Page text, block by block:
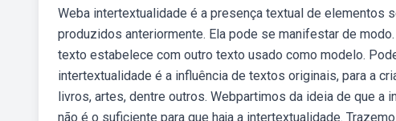
Weba intertextualidade é a presença textual de
produzidos anteriormente. Ela pode se manifestar de
texto estabelece com outro texto usado como modelo.
intertextualidade é a influência de textos originais, para a
livros, artes, dentre outros. Webpartimos da ideia de que a
não é o suficiente para que haja a intertextualidade.